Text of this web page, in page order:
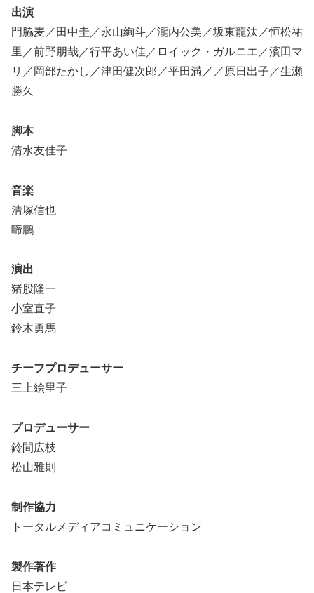
出演
門脇麦／田中圭／永山絢斗／瀧内公美／坂東龍汰／恒松祐
里／前野朋哉／行平あい佳／ロイック・ガルニエ／濱田マ
リ／岡部たかし／津田健次郎／平田満／／原日出子／生瀬
勝久
脚本
清水友佳子
音楽
清塚信也
啼鵬
演出
猪股隆一
小室直子
鈴木勇馬
チーフプロデューサー
三上絵里子
プロデューサー
鈴間広枝
松山雅則
制作協力
トータルメディアコミュニケーション
製作著作
日本テレビ